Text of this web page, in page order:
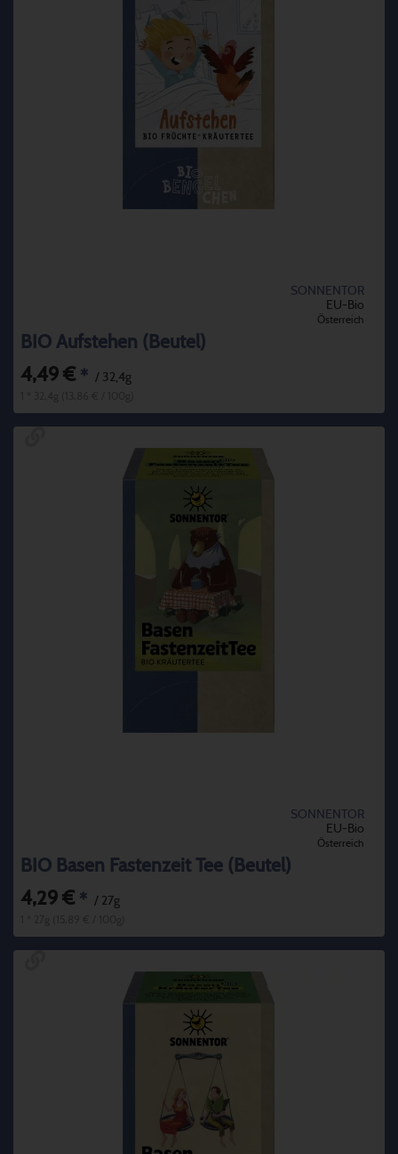
SONNENTOR
EU-Bio
Österreich
BIO Aufstehen (Beutel)
4,49 € * / 32,4g
SONNENTOR
EU-Bio
Österreich
BIO Basen Fastenzeit Tee (Beutel)
4,29 € * / 27g